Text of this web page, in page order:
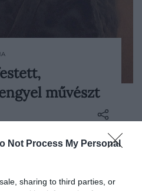
Not Process My Personal
sharing to third parties, or
talán sokaknak
aki azonban
el őket. A festő
elevenedne meg:
művészt